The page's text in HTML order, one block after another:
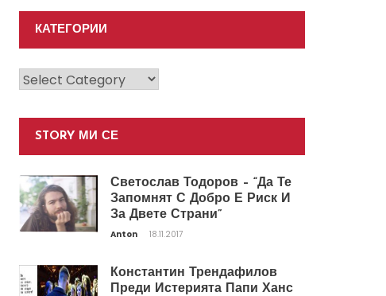
КАТЕГОРИИ
Категории
STORY МИ СЕ
Светослав Тодоров – “Да Те
Запомнят С Добро Е Риск И
За Двете Страни”
Anton 18.11.2017
Константин Трендафилов
Преди Истерията Папи Ханс